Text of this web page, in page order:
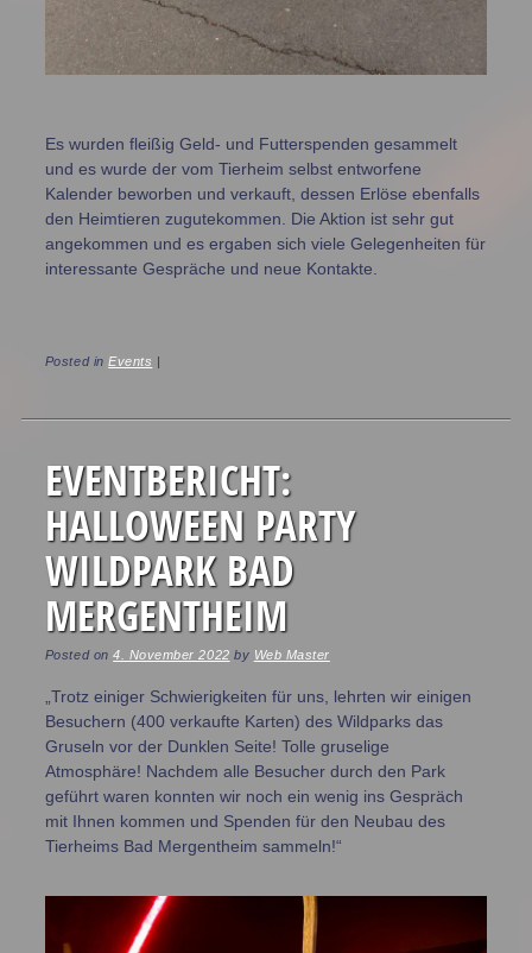
Es wurden fleißig Geld- und Futterspenden gesammelt
und es wurde der vom Tierheim selbst entworfene
Kalender beworben und verkauft, dessen Erlöse ebenfalls
den Heimtieren zugutekommen. Die Aktion ist sehr gut
angekommen und es ergaben sich viele Gelegenheiten für
interessante Gespräche und neue Kontakte.
Posted inEvents |
EVENTBERICHT:
HALLOWEEN PARTY
WILDPARK BAD
MERGENTHEIM
Posted on4. November 2022 by Web Master
„Trotz einiger Schwierigkeiten für uns, lehrten wir einigen
Besuchern (400 verkaufte Karten) des Wildparks das
Gruseln vor der Dunklen Seite! Tolle gruselige
Atmosphäre! Nachdem alle Besucher durch den Park
geführt waren konnten wir noch ein wenig ins Gespräch
mit Ihnen kommen und Spenden für den Neubau des
Tierheims Bad Mergentheim sammeln!“